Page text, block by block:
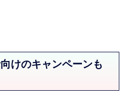
けのキャンペーンも